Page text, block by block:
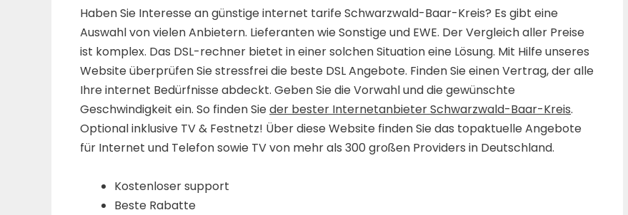
Haben Sie Interesse an günstige internet tarife Schwarzwald-Baar-Kreis? Es gibt eine
Auswahl von vielen Anbietern. Lieferanten wie Sonstige und EWE. Der Vergleich aller Preise
ist komplex. Das DSL-rechner bietet in einer solchen Situation eine Lösung. Mit Hilfe unseres
Website überprüfen Sie stressfrei die beste DSL Angebote. Finden Sie einen Vertrag, der alle
Ihre internet Bedürfnisse abdeckt. Geben Sie die Vorwahl und die gewünschte
Geschwindigkeit ein. So finden Sieder bester Internetanbieter Schwarzwald-Baar-Kreis.
Optional inklusive TV & Festnetz! Über diese Website finden Sie das topaktuelle Angebote
für Internet und Telefon sowie TV von mehr als 300 großen Providers in Deutschland.
Kostenloser support
Beste Rabatte